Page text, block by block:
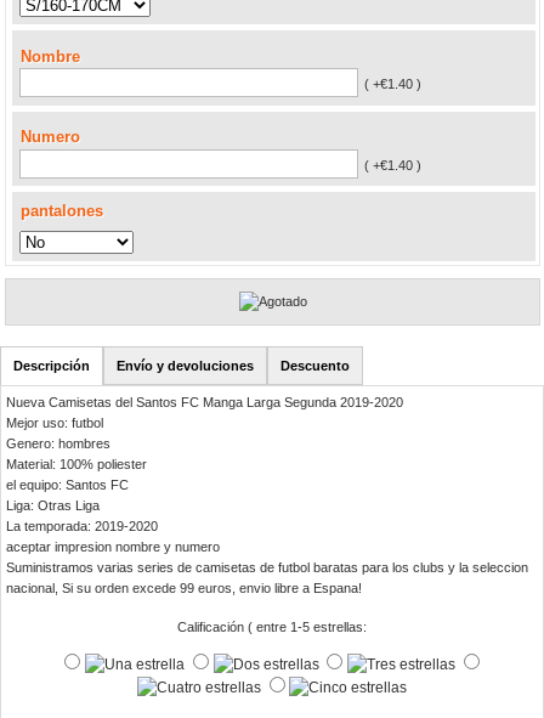
Nombre
( +€1.40 )
Numero
( +€1.40 )
pantalones
Descripción Envío y devoluciones Descuento
Nueva Camisetas del Santos FC Manga Larga Segunda 2019-2020
Mejor uso: futbol
Genero: hombres
Material: 100% poliester
el equipo: Santos FC
Liga: Otras Liga
La temporada: 2019-2020
aceptar impresion nombre y numero
Suministramos varias series de camisetas de futbol baratas para los clubs y la seleccion
nacional, Si su orden excede 99 euros, envio libre a Espana!
Calificación ( entre 1-5 estrellas: